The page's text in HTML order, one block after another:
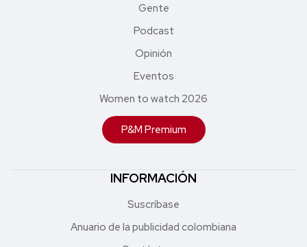
Gente
Podcast
Opinión
Eventos
Women to watch 2026
P&M Premium
INFORMACIÓN
Suscríbase
Anuario de la publicidad colombiana